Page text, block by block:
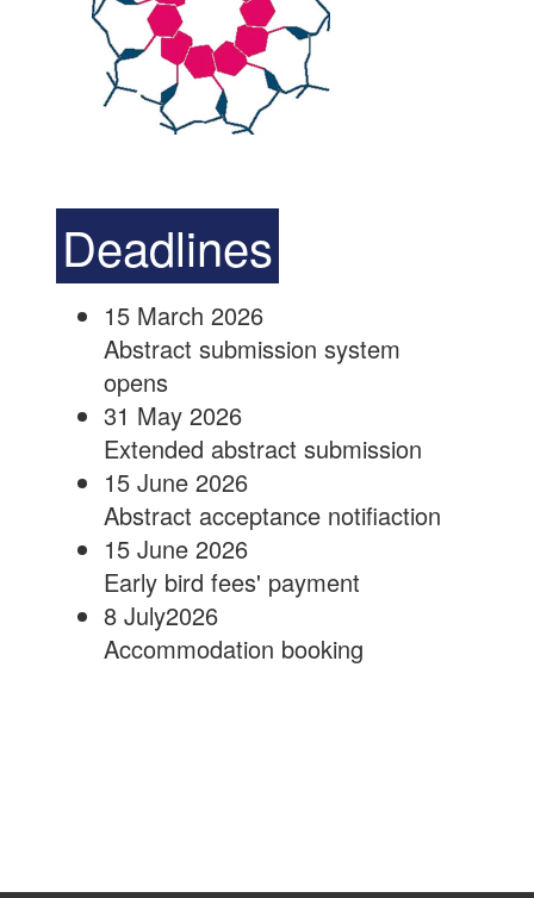
Deadlines
15 March 2026
Abstract submission system
opens
31 May 2026
Extended abstract submission
15 June 2026
Abstract acceptance notifiaction
15 June 2026
Early bird fees' payment
8 July2026
Accommodation booking